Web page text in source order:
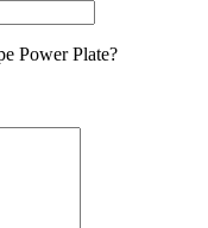
Power Plate?